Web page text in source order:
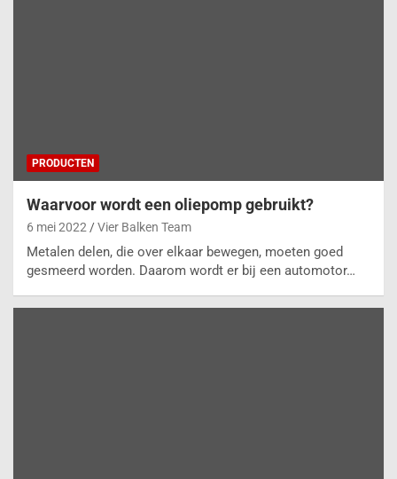
PRODUCTEN
Waarvoor wordt een oliepomp gebruikt?
6 mei 2022 Vier Balken Team
Metalen delen, die over elkaar bewegen, moeten goed
gesmeerd worden. Daarom wordt er bij een automotor…